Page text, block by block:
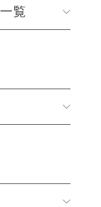
覧